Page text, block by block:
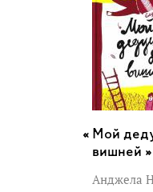
Мой
вишней »
Анджела